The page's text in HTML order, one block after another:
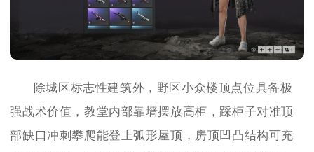
除城区标志性建筑外，野区小众楼顶点位具备极
强战术价值，教堂内部靠墙摆放高柜，踩柜子对准顶
部缺口冲刺攀爬能登上弧形屋顶，房顶凹凸结构可充